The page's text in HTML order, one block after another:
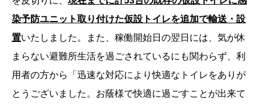
染予防ユニット取り付けた仮設トイレを追加で輸送・設
置いたしました。また、稼働開始日の翌日には、気が休
まらない避難所生活を過ごされているにも関わらず、利
用者の方から「迅速な対応により快適なトイレをありが
とうございました。お蔭様で快適に過ごすことが出来て